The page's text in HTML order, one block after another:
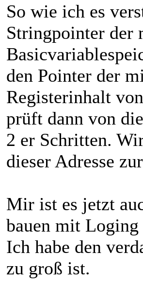
So wie ich es
Stringpointer
den Pointer der
Registerinhalt
prüft dann von
2 er Schritten.
dieser Adresse
Mir ist es jetzt
bauen mit Loging
Ich habe den
zu groß ist.